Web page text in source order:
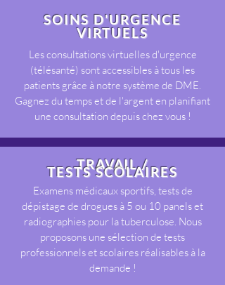
SOINS D'URGENCE
VIRTUELS
Les consultations virtuelles d'urgence
(télésanté) sont accessibles à tous les
patients grâce à notre système de DME.
Gagnez du temps et de l'argent en planifiant
une consultation depuis chez vous !
TRAVAIL /
TESTS SCOLAIRES
Examens médicaux sportifs, tests de
dépistage de drogues à 5 ou 10 panels et
radiographies pour la tuberculose. Nous
proposons une sélection de tests
professionnels et scolaires réalisables à la
demande !